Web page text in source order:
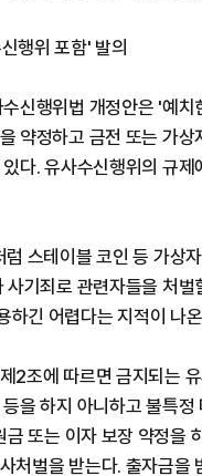
행위 포함' 발의
신행위법 개정안은 '예
약정하고 금전 또는 가
다. 유사수신행위의 규
스테이블 코인 등 가상
사기죄로 관련자들을 처
하긴 어렵다는 지적이 나
2조에 따르면 금지되는
등을 하지 아니하고 불특
금 또는 이자 보장 약정을
처벌을 받는다. 출자금